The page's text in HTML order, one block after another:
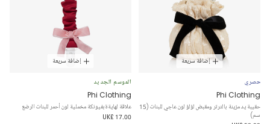
إضافة سريعة
حصري
Phi Clothing
حقيبة يد مزينة بالترتر ومقبض لؤلؤ لون عاجي للبنات (15
سم)
إضافة سريعة
الموسم الجديد
Phi Clothing
علاقة لهايةةبفيونكة مخملية لون أحمر للبنات الرضع
UK£ 17.00